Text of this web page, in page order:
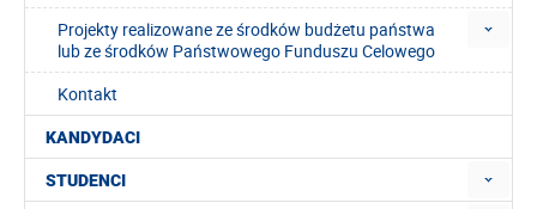
Projekty realizowane ze środków budżetu państwa
lub ze środków Państwowego Funduszu Celowego
Kontakt
KANDYDACI
STUDENCI